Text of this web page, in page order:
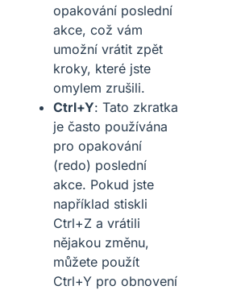
opakování poslední
akce, což vám
umožní vrátit zpět
kroky, které jste
omylem zrušili.
Ctrl+Y: Tato zkratka
je často používána
pro opakování
(redo) poslední
akce. Pokud jste
například stiskli
Ctrl+Z a vrátili
nějakou změnu,
můžete použít
Ctrl+Y pro obnovení